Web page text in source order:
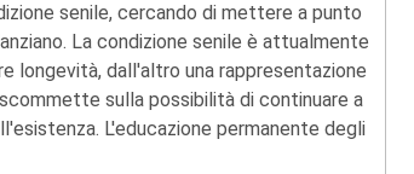
senile, cercando di mettere a punto
La condizione senile è attualmente
longevità, dall'altro una rappresentazione
sulla possibilità di continuare a
L'educazione permanente degli